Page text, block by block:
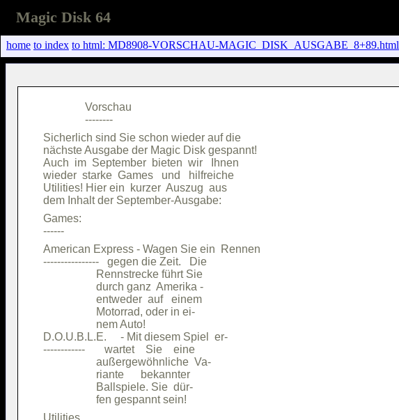
Magic Disk 64
home to index to html: MD8908-VORSCHAU-MAGIC_DISK_AUSGABE_8+89.html
               Vorschau
Sicherlich sind Sie schon wieder auf die
nächste Ausgabe der Magic Disk gespannt!
Auch  im  September  bieten  wir   Ihnen
wieder  starke  Games   und   hilfreiche
Utilities! Hier ein  kurzer  Auszug  aus
Games:
American Express - Wagen Sie ein  Rennen
----------------   gegen die Zeit.   Die
                   Rennstrecke führt Sie
                   durch ganz  Amerika -
                   entweder  auf   einem
                   Motorrad, oder in ei-
                   nem Auto!
D.O.U.B.L.E.     - Mit diesem Spiel  er-
------------       wartet    Sie    eine
                   außergewöhnliche  Va-
                   riante      bekannter
                   Ballspiele. Sie  dür-